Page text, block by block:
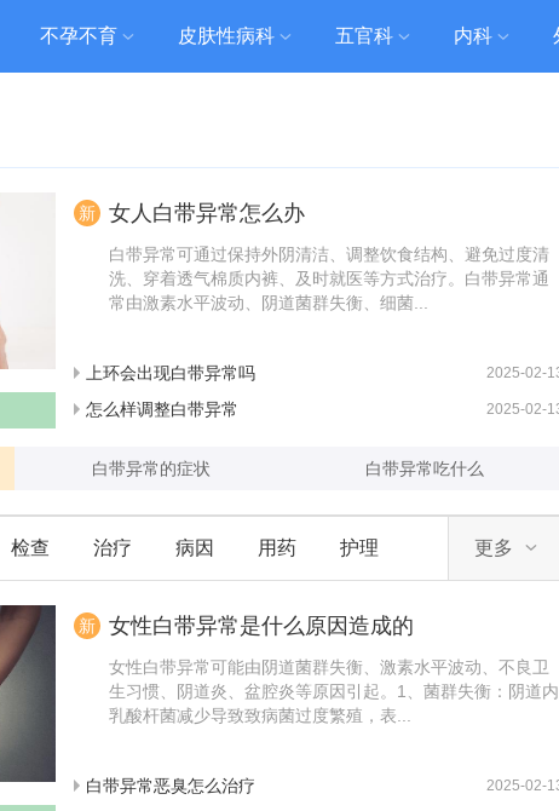
不孕不育 皮肤性病科 五官科 内科
新 女人白带异常怎么办
白带异常可通过保持外阴清洁、调整饮食结构、避免过度清
洗、穿着透气棉质内裤、及时就医等方式治疗。白带异常通
常由激素水平波动、阴道菌群失衡、细菌...
上环会出现白带异常吗 2025-02-
怎么样调整白带异常 2025-02-
白带异常的症状 白带异常吃什么
检查 治疗 病因 用药 护理 更多
新 女性白带异常是什么原因造成的
女性白带异常可能由阴道菌群失衡、激素水平波动、不良卫
生习惯、阴道炎、盆腔炎等原因引起。1、菌群失衡：阴道内
乳酸杆菌减少导致致病菌过度繁殖，表...
白带异常恶臭怎么治疗 2025-02-